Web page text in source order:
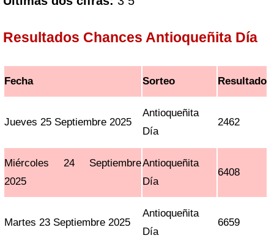
Resultados Chances Antioqueñita Día
Fecha Sorteo Resultado
Jueves 25 Septiembre 2025
Antioqueñita
Día
2462
Miércoles 24 Septiembre
2025
Antioqueñita
Día
6408
Martes 23 Septiembre 2025
Antioqueñita
Día
6659